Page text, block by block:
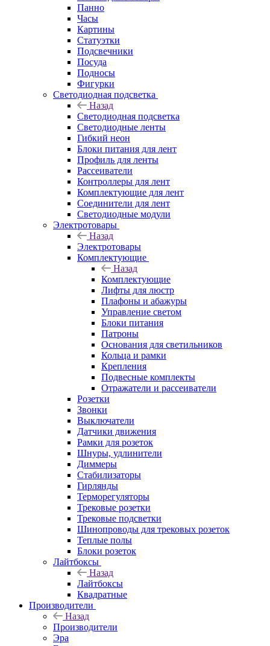
Панно
Часы
Картины
Статуэтки
Подсвечники
Посуда
Подносы
Фигурки
Светодиодная подсветка
Назад
Светодиодная подсветка
Светодиодные ленты
Гибкий неон
Блоки питания для лент
Профиль для ленты
Рассеиватели
Контроллеры для лент
Комплектующие для лент
Соединители для лент
Светодиодные модули
Электротовары
Назад
Электротовары
Комплектующие
Назад
Комплектующие
Лифты для люстр
Плафоны и абажуры
Управление светом
Блоки питания
Патроны
Основания для светильников
Кольца и рамки
Крепления
Подвесные комплекты
Отражатели и рассеиватели
Розетки
Звонки
Выключатели
Датчики движения
Рамки для розеток
Шнуры, удлинители
Диммеры
Стабилизаторы
Гирлянды
Терморегуляторы
Трековые розетки
Трековые подсветки
Шинопроводы для трековых розеток
Теплые полы
Блоки розеток
Лайтбоксы
Назад
Лайтбоксы
Квадратные
Производители
Назад
Производители
Эра